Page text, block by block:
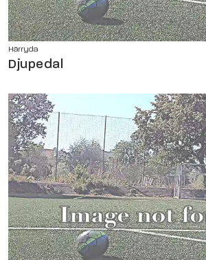
Härryda
Djupedal